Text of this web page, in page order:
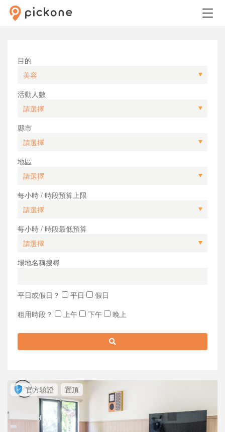
目的
活動人數
縣市
地區
每小時 / 時段預算上限
每小時 / 時段最低預算
場地名稱搜尋
平日或假日？ 平日
假日
租用時段？
上午 下午 晚上
官方驗證 置頂